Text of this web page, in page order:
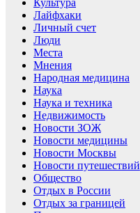
Лайфхаки
Личный счет
Люди
Места
Мнения
Народная медицина
Наука
Наука и техника
Недвижимость
Новости ЗОЖ
Новости медицины
Новости Москвы
Новости путешествий
Общество
Отдых в России
Отдых за границей